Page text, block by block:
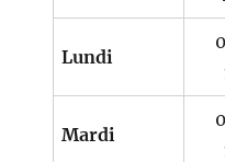
Lundi
Mardi